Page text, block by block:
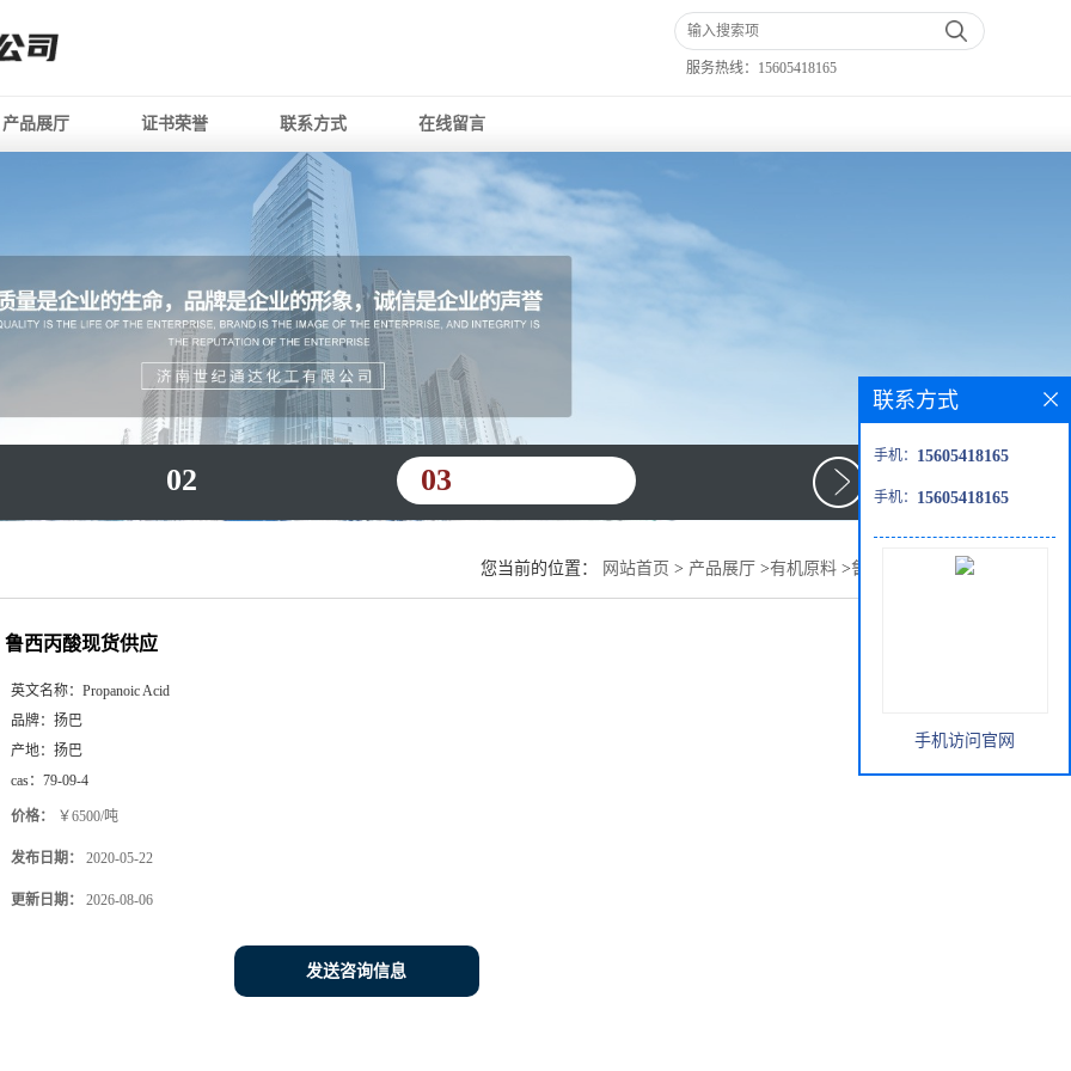
服务热线： 15605418165
产品展厅 证书荣誉 联系方式 在线留言
02 03
您当前的位置： 网站首页 > 产品展厅 >有机原料 >鲁西丙酸现货供应
鲁西丙酸现货供应
英文名称： Propanoic Acid
品牌： 扬巴
产地： 扬巴
cas： 79-09-4
价格： ￥6500/吨
发布日期： 2020-05-22
更新日期： 2026-08-06
发送咨询信息
联系方式
手机： 15605418165
手机： 15605418165
手机访问官网